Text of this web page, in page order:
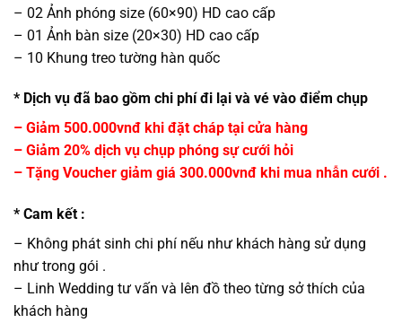
– 02 Ảnh phóng size (60×90) HD cao cấp
– 01 Ảnh bàn size (20×30) HD cao cấp
– 10 Khung treo tường hàn quốc
* Dịch vụ đã bao gồm chi phí đi lại và vé vào điểm chụp
– Giảm 500.000vnđ khi đặt cháp tại cửa hàng
– Giảm 20% dịch vụ chụp phóng sự cưới hỏi
– Tặng Voucher giảm giá 300.000vnđ khi mua nhẫn cưới .
* Cam kết :
– Không phát sinh chi phí nếu như khách hàng sử dụng
như trong gói .
– Linh Wedding tư vấn và lên đồ theo từng sở thích của
khách hàng